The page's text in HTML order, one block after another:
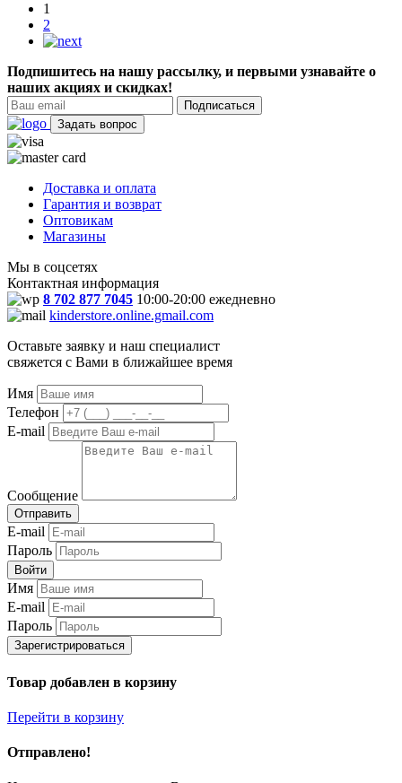
1
2
Подпишитесь на нашу рассылку, и первыми узнавайте о
наших акциях и скидках!
Подписаться
Задать вопрос
Доставка и оплата
Гарантия и возврат
Оптовикам
Магазины
Мы в соцсетях
Контактная информация
8 702 877 7045 10:00-20:00 ежедневно
kinderstore.online.gmail.com
Оставьте заявку и наш специалист
свяжется с Вами в ближайшее время
Имя
Телефон
E-mail
Сообщение
Отправить
E-mail
Пароль
Войти
Имя
E-mail
Пароль
Зарегистрироваться
Товар добавлен в корзину
Перейти в корзину
Отправлено!